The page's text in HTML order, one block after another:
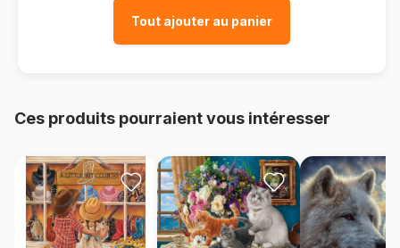
Tout ajouter au panier
Ces produits pourraient vous intéresser